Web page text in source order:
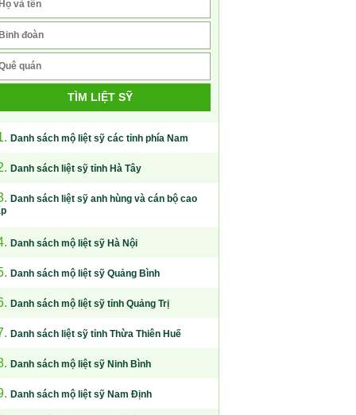
TÌM LIỆT SỸ
Danh sách mộ liệt sỹ các tỉnh phía Nam
Danh sách liệt sỹ tỉnh Hà Tây
Danh sách liệt sỹ anh hùng và cán bộ cao
Danh sách mộ liệt sỹ Hà Nội
Danh sách mộ liệt sỹ Quảng Bình
Danh sách mộ liệt sỹ tỉnh Quảng Trị
Danh sách liệt sỹ tỉnh Thừa Thiên Huế
Danh sách mộ liệt sỹ Ninh Bình
Danh sách mộ liệt sỹ Nam Định